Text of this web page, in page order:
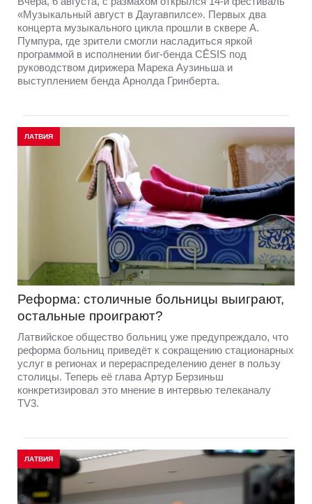
«Музыкальный август в Даугавпилсе». Первых два
концерта музыкального цикла прошли в сквере А.
Пумпура, где зрители смогли насладиться яркой
программой в исполнении биг-бенда CĒSIS под
руководством дирижера Марека Аузиньша и
выступлением бенда Арнолда Гринберта.
ЛАТВИЯ
Реформа: столичные больницы выиграют,
остальные проиграют?
Латвийское общество больниц уже предупреждало, что
реформа больниц приведёт к сокращению стационарных
услуг в регионах и перераспределению денег в пользу
столицы. Теперь её глава Артур Берзиньш
конкретизировал это мнение в интервью телеканалу
TV3.
ЛАТВИЯ